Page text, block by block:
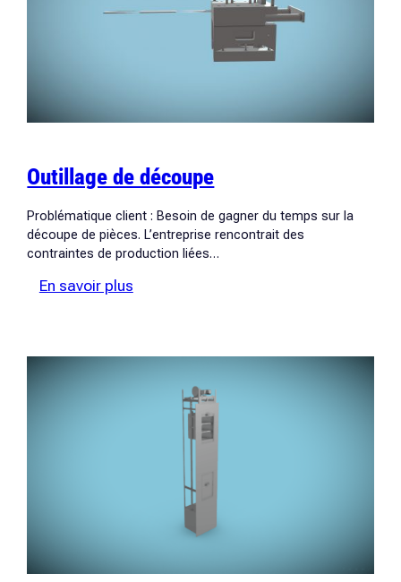
Outillage de découpe
Problématique client : Besoin de gagner du temps sur la
découpe de pièces. L’entreprise rencontrait des
contraintes de production liées…
En savoir plus:
découpe